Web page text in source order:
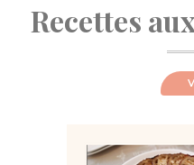
Recettes